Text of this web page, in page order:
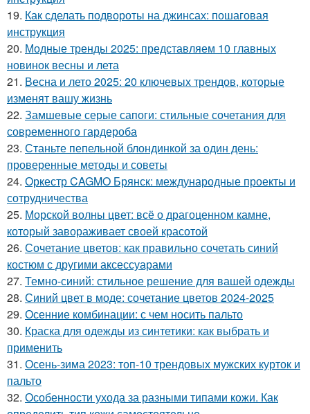
19. Как сделать подвороты на джинсах: пошаговая
инструкция
20. Модные тренды 2025: представляем 10 главных
новинок весны и лета
21. Весна и лето 2025: 20 ключевых трендов, которые
изменят вашу жизнь
22. Замшевые серые сапоги: стильные сочетания для
современного гардероба
23. Станьте пепельной блондинкой за один день:
проверенные методы и советы
24. Оркестр CAGMO Брянск: международные проекты и
сотрудничества
25. Морской волны цвет: всё о драгоценном камне,
который завораживает своей красотой
26. Сочетание цветов: как правильно сочетать синий
костюм с другими аксессуарами
27. Темно-синий: стильное решение для вашей одежды
28. Синий цвет в моде: сочетание цветов 2024-2025
29. Осенние комбинации: с чем носить пальто
30. Краска для одежды из синтетики: как выбрать и
применить
31. Осень-зима 2023: топ-10 трендовых мужских курток и
пальто
32. Особенности ухода за разными типами кожи. Как